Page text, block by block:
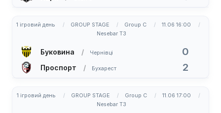
1 ігровий день GROUP STAGE Group C
11.06 16:00
Nesebar T3
Буковина Чернівці 0
Проспорт Бухарест 2
1 ігровий день GROUP STAGE Group C
11.06 17:00
Nesebar T3